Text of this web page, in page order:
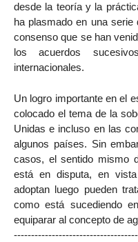
desde la teoría y la
ha plasmado en una
consenso que se han
los acuerdos
internacionales.
Un logro importante en el
colocado el tema de la
Unidas e incluso en las
algunos países. Sin
casos, el sentido mismo
está en disputa, en
adoptan luego pueden
como está sucediendo
equiparar al concepto de